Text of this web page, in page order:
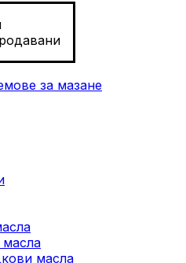
за мазане
масла